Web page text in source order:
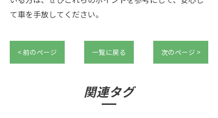
て車を手放してください。
< 前のページ 一覧に戻る 次のページ >
関連タグ